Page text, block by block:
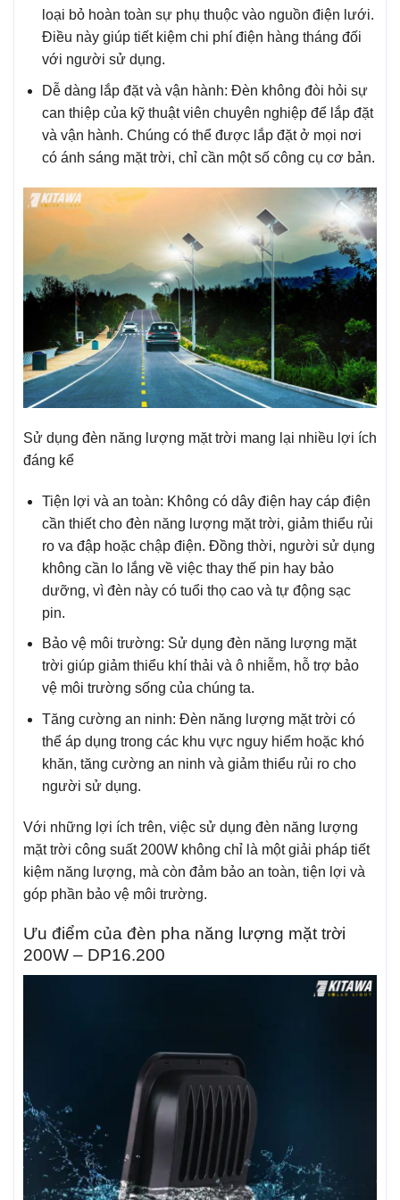
loại bỏ hoàn toàn sự phụ thuộc vào nguồn điện lưới.
Điều này giúp tiết kiệm chi phí điện hàng tháng đối
với người sử dụng.
Dễ dàng lắp đặt và vận hành: Đèn không đòi hỏi sự
can thiệp của kỹ thuật viên chuyên nghiệp để lắp đặt
và vận hành. Chúng có thể được lắp đặt ở mọi nơi
có ánh sáng mặt trời, chỉ cần một số công cụ cơ bản.
Sử dụng đèn năng lượng mặt trời mang lại nhiều lợi ích
đáng kể
Tiện lợi và an toàn: Không có dây điện hay cáp điện
cần thiết cho đèn năng lượng mặt trời, giảm thiểu rủi
ro va đập hoặc chập điện. Đồng thời, người sử dụng
không cần lo lắng về việc thay thế pin hay bảo
dưỡng, vì đèn này có tuổi thọ cao và tự động sạc
pin.
Bảo vệ môi trường: Sử dụng đèn năng lượng mặt
trời giúp giảm thiểu khí thải và ô nhiễm, hỗ trợ bảo
vệ môi trường sống của chúng ta.
Tăng cường an ninh: Đèn năng lượng mặt trời có
thể áp dụng trong các khu vực nguy hiểm hoặc khó
khăn, tăng cường an ninh và giảm thiểu rủi ro cho
người sử dụng.
Với những lợi ích trên, việc sử dụng đèn năng lượng
mặt trời công suất 200W không chỉ là một giải pháp tiết
kiệm năng lượng, mà còn đảm bảo an toàn, tiện lợi và
góp phần bảo vệ môi trường.
Ưu điểm của đèn pha năng lượng mặt trời
200W – DP16.200